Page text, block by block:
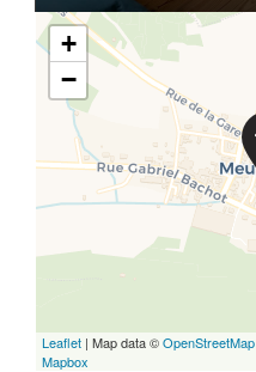
+
−
Leaflet | Map data ©OpenStreetMap
Mapbox